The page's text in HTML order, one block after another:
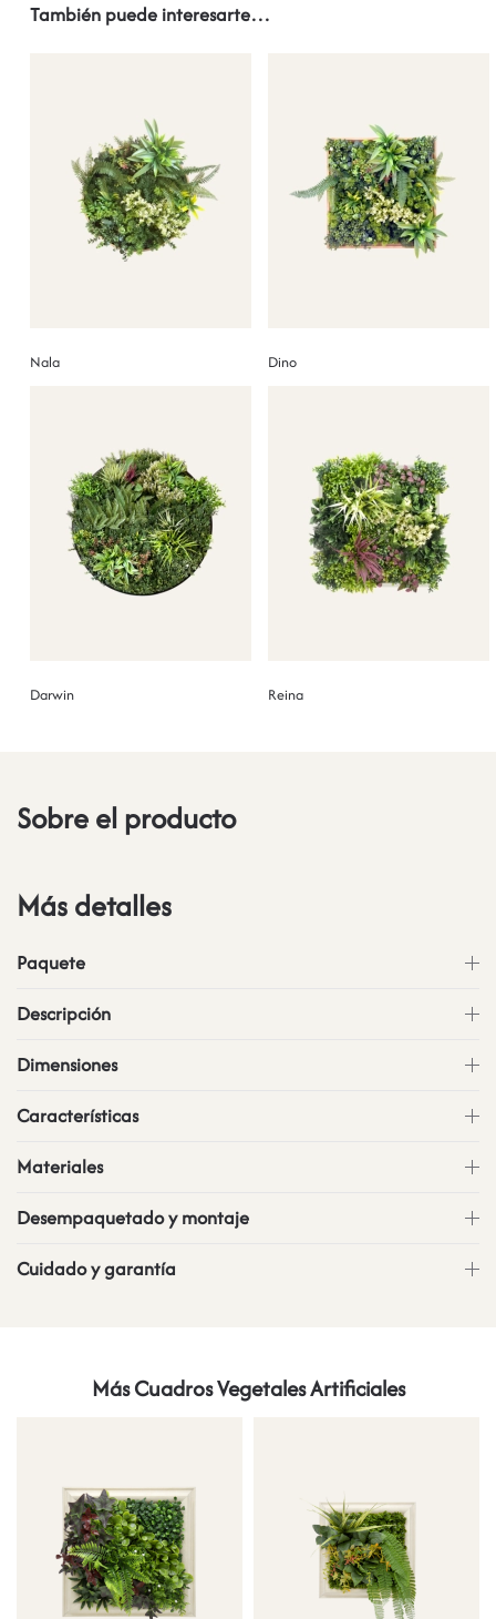
También puede interesarte…
Nala Dino
Darwin Reina
Sobre el producto
Más detalles
Paquete
Descripción
Dimensiones
Características
Materiales
Desempaquetado y montaje
Cuidado y garantía
Más Cuadros Vegetales Artificiales